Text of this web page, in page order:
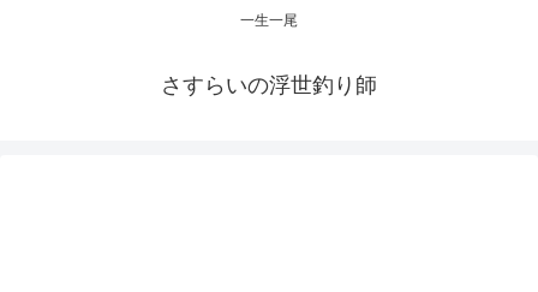
一生一尾
さすらいの浮世釣り師